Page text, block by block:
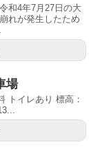
和4年7月27日の大
れが発生したため
場
トイレあり 標高：